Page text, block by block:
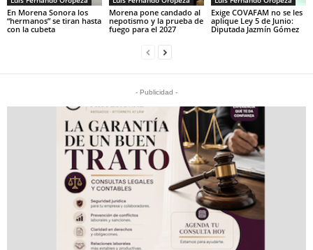
En Morena Sonora los
“hermanos” se tiran hasta
con la cubeta
Morena pone candado al
nepotismo y la prueba de
fuego para el 2027
Exige COVAFAM no se les
aplique Ley 5 de Junio:
Diputada Jazmín Gómez
- Publicidad -